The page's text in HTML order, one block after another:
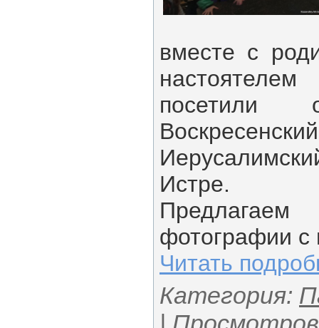
вместе с
посетили
Истре.
фотографии с
Читать
Категория: